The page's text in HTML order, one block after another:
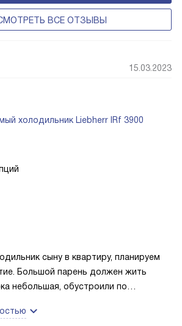
ВСЕ ОТЗЫВЫ
15.03.2023
холодильник Liebherr IRf 3900
сыну в квартиру, планируем
Большой парень должен жить
небольшая, обустроили по
встраиваемая модель